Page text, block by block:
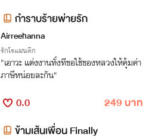
กำราบร้ายพ่ายรัก
Airreehanna
รักโรแมนติก
"เอาวะ แต่งงานทั้งทีขอใช้ของหลวงให้คุ้มค่า
ภาษีหน่อยละกัน"
0.0
249 บาท
ข้ามเส้นเพื่อน Finally